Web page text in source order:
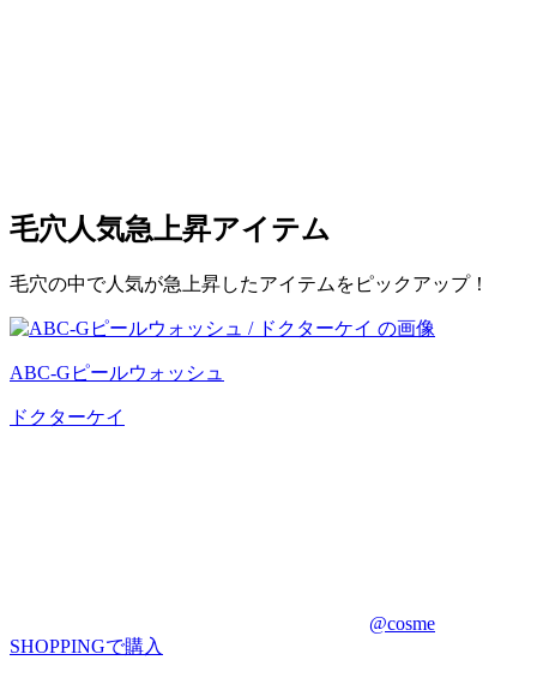
毛穴人気急上昇アイテム
毛穴の中で人気が急上昇したアイテムをピックアップ！
ABC-Gピールウォッシュ
ドクターケイ
@cosme
SHOPPINGで購入